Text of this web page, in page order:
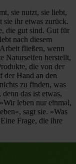
sie nutzt, sie liebt,
sie ihr etwas zurück.
die gut sind. Gut für
nach diesem
fließen, wenn
Naturseifen herstellt,
die von der
der Hand an den
zu finden, was
das ist etwas,
leben nur einmal,
sagt sie. »Was
Frage, die ihre